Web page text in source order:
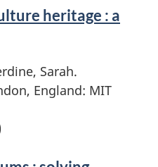
heritage : a
Sarah.
England: MIT